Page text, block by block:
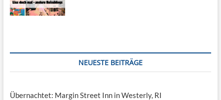
NEUESTE BEITRÄGE
Übernachtet: Margin Street Inn in Westerly, RI